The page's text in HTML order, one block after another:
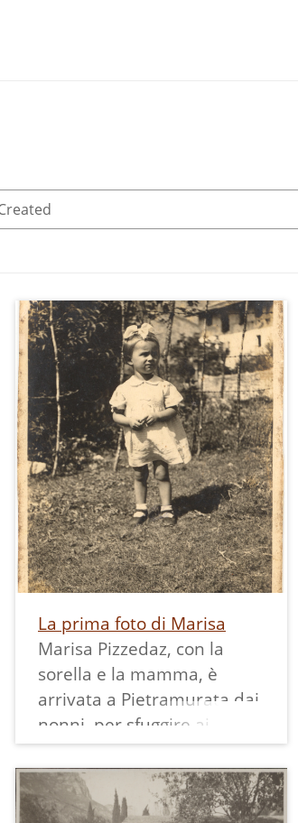
La prima foto di Marisa
Marisa Pizzedaz, con la
sorella e la mamma, è
arrivata a Pietramurata dai
nonni, per sfuggire ai
bombardamenti di Roma.
Loro erano mezzadri e
vivevano nella casa che si